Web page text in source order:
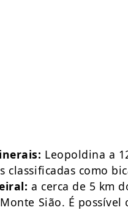
Leopoldina a
classificadas como
a cerca de 5 km
Sião. É possível